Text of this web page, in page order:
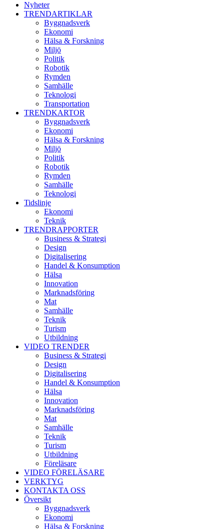
Nyheter
TRENDARTIKLAR
Byggnadsverk
Ekonomi
Hälsa & Forskning
Miljö
Politik
Robotik
Rymden
Samhälle
Teknologi
Transportation
TRENDKARTOR
Byggnadsverk
Ekonomi
Hälsa & Forskning
Miljö
Politik
Robotik
Rymden
Samhälle
Teknologi
Tidslinje
Ekonomi
Teknik
TRENDRAPPORTER
Business & Strategi
Design
Digitalisering
Handel & Konsumption
Hälsa
Innovation
Marknadsföring
Mat
Samhälle
Teknik
Turism
Utbildning
VIDEO TRENDER
Business & Strategi
Design
Digitalisering
Handel & Konsumption
Hälsa
Innovation
Marknadsföring
Mat
Samhälle
Teknik
Turism
Utbildning
Föreläsare
VIDEO FÖRELÄSARE
VERKTYG
KONTAKTA OSS
Översikt
Byggnadsverk
Ekonomi
Hälsa & Forskning